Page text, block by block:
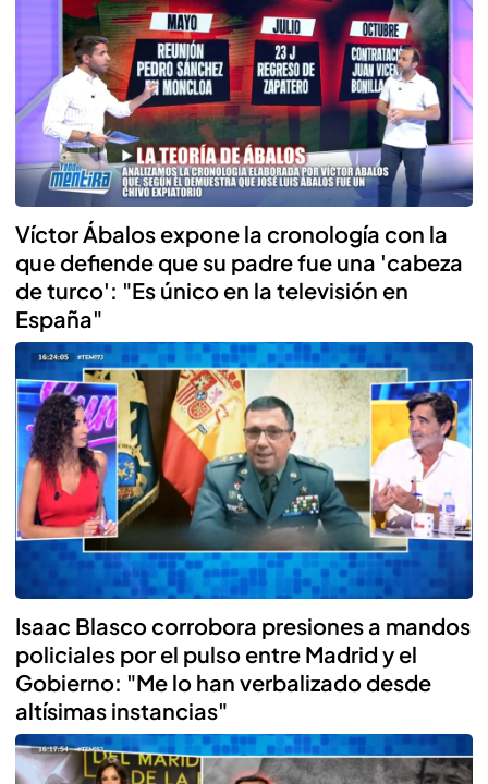
Víctor Ábalos expone la cronología con la
que defiende que su padre fue una 'cabeza
de turco': "Es único en la televisión en
España"
Isaac Blasco corrobora presiones a mandos
policiales por el pulso entre Madrid y el
Gobierno: "Me lo han verbalizado desde
altísimas instancias"